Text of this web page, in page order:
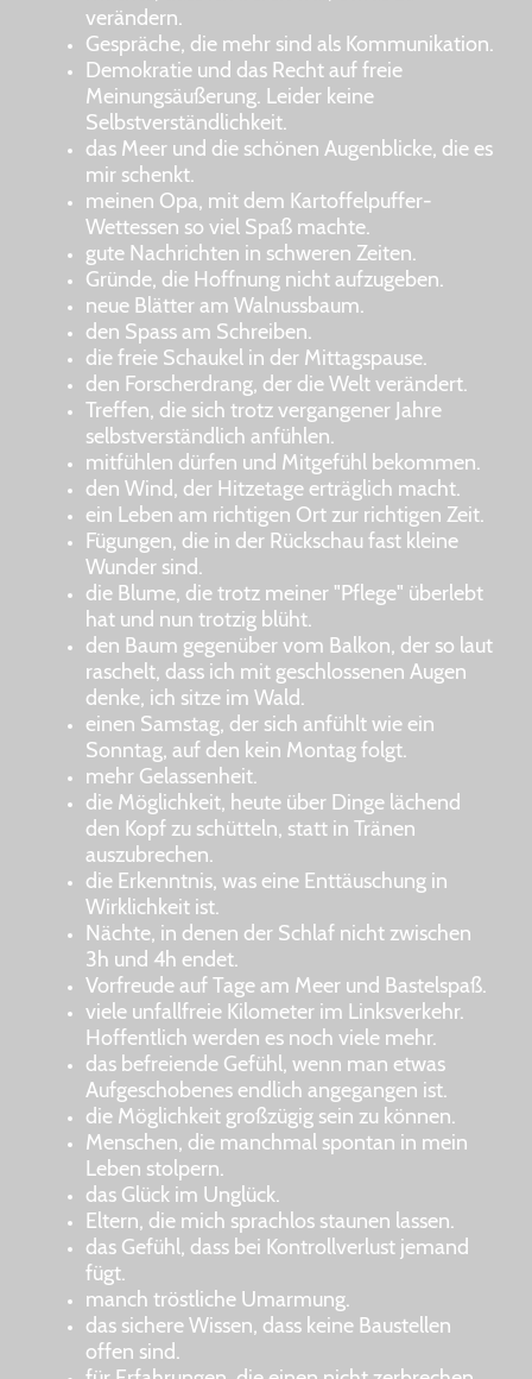
verändern.
Gespräche, die mehr sind als Kommunikation.
Demokratie und das Recht auf freie
Meinungsäußerung. Leider keine
Selbstverständlichkeit.
das Meer und die schönen Augenblicke, die es
mir schenkt.
meinen Opa, mit dem Kartoffelpuffer-
Wettessen so viel Spaß machte.
gute Nachrichten in schweren Zeiten.
Gründe, die Hoffnung nicht aufzugeben.
neue Blätter am Walnussbaum.
den Spass am Schreiben.
die freie Schaukel in der Mittagspause.
den Forscherdrang, der die Welt verändert.
Treffen, die sich trotz vergangener Jahre
selbstverständlich anfühlen.
mitfühlen dürfen und Mitgefühl bekommen.
den Wind, der Hitzetage erträglich macht.
ein Leben am richtigen Ort zur richtigen Zeit.
Fügungen, die in der Rückschau fast kleine
Wunder sind.
die Blume, die trotz meiner "Pflege" überlebt
hat und nun trotzig blüht.
den Baum gegenüber vom Balkon, der so laut
raschelt, dass ich mit geschlossenen Augen
denke, ich sitze im Wald.
einen Samstag, der sich anfühlt wie ein
Sonntag, auf den kein Montag folgt.
mehr Gelassenheit.
die Möglichkeit, heute über Dinge lächend
den Kopf zu schütteln, statt in Tränen
auszubrechen.
die Erkenntnis, was eine Enttäuschung in
Wirklichkeit ist.
Nächte, in denen der Schlaf nicht zwischen
3h und 4h endet.
Vorfreude auf Tage am Meer und Bastelspaß.
viele unfallfreie Kilometer im Linksverkehr.
Hoffentlich werden es noch viele mehr.
das befreiende Gefühl, wenn man etwas
Aufgeschobenes endlich angegangen ist.
die Möglichkeit großzügig sein zu können.
Menschen, die manchmal spontan in mein
Leben stolpern.
das Glück im Unglück.
Eltern, die mich sprachlos staunen lassen.
das Gefühl, dass bei Kontrollverlust jemand
fügt.
manch tröstliche Umarmung.
das sichere Wissen, dass keine Baustellen
offen sind.